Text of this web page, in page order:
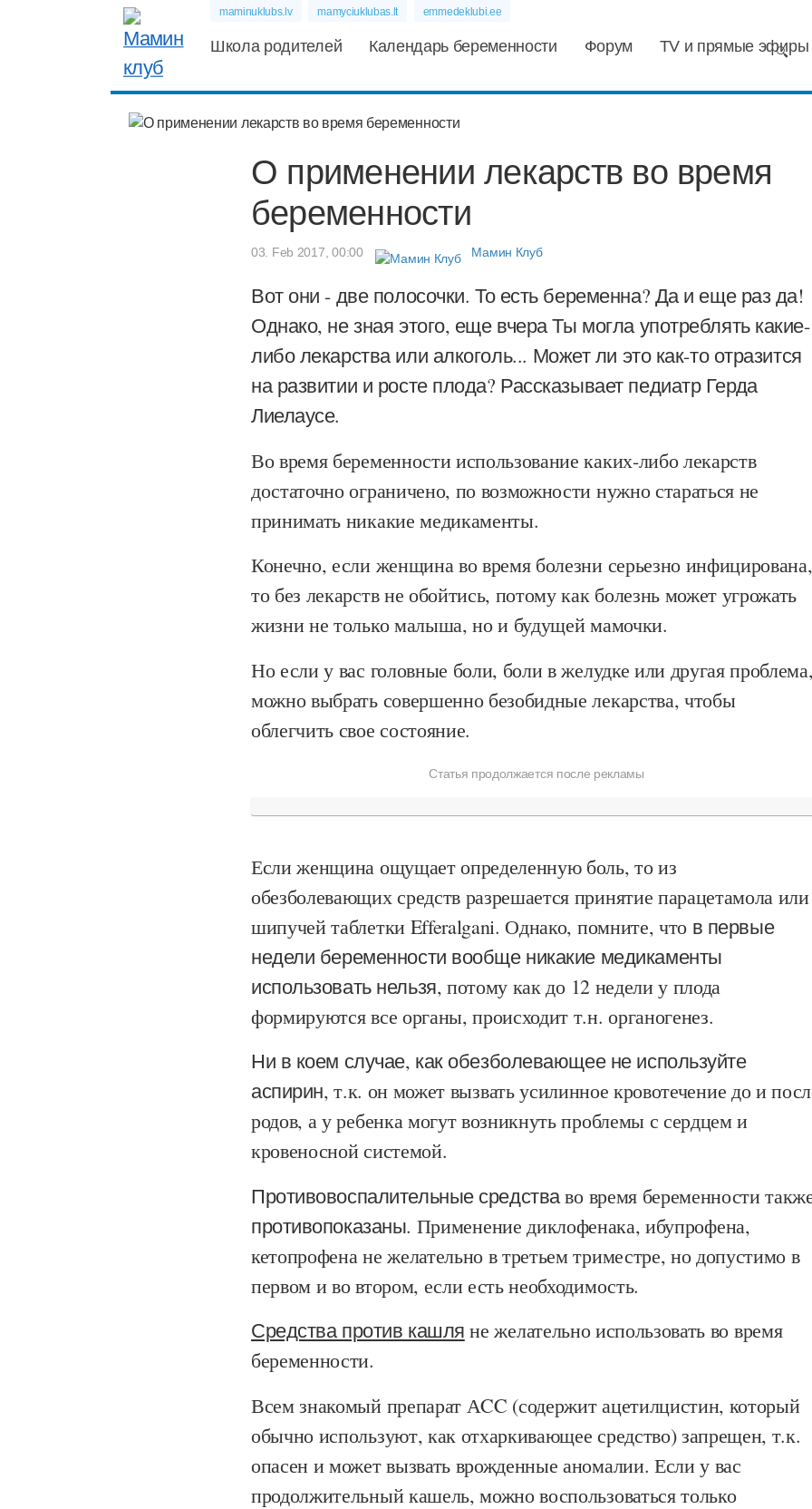
maminuklubs.lv mamyciuklubas.lt emmedeklubi.ee
Школа родителей Календарь беременности Форум TV и прямые эфиры
О применении лекарств во время
беременности
03. Feb 2017, 00:00 Мамин Клуб
Вот они - две полосочки. То есть беременна? Да и еще раз да!
Однако, не зная этого, еще вчера Ты могла употреблять какие-
либо лекарства или алкоголь... Может ли это как-то отразится
на развитии и росте плода? Рассказывает педиатр Герда
Лиелаусе.
Во время беременности использование каких-либо лекарств
достаточно ограничено, по возможности нужно стараться не
принимать никакие медикаменты.
Конечно, если женщина во время болезни серьезно инфицирована,
то без лекарств не обойтись, потому как болезнь может угрожать
жизни не только малыша, но и будущей мамочки.
Но если у вас головные боли, боли в желудке или другая
можно выбрать совершенно безобидные лекарства, чтобы
облегчить свое состояние.
Статья продолжается после рекламы
Если женщина ощущает определенную боль, то из
обезболевающих средств разрешается принятие парацетамола или
шипучей таблетки Efferalgani. Однако, помните, что в первые
недели беременности вообще никакие медикаменты
использовать нельзя, потому как до 12 недели у плода
формируются все органы, происходит т.н. органогенез.
Ни в коем случае, как обезболевающее не используйте
аспирин, т.к. он может вызвать усилинное кровотечение до и
родов, а у ребенка могут возникнуть проблемы с сердцем и
кровеносной системой.
Противовоспалительные средстваво время беременности
противопоказаны. Применение диклофенака, ибупрофена,
кетопрофена не желательно в третьем триместре, но допустимо в
первом и во втором, если есть необходимость.
Средства против кашля не желательно использовать во время
беременности.
Всем знакомый препарат АCC (содержит ацетилцистин, который
обычно используют, как отхаркивающее средство) запрещен, т.к.
опасен и может вызвать врожденные аномалии. Если у вас
продолжительный кашель, можно воспользоваться только